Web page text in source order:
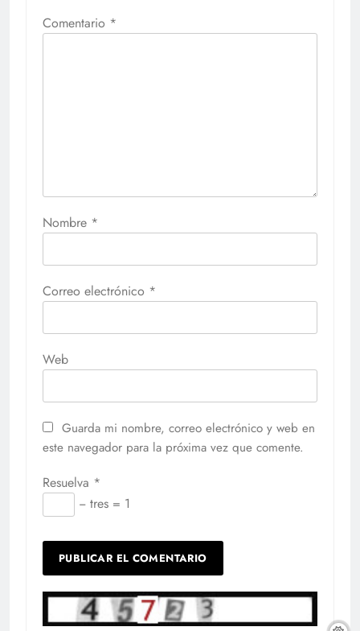
Comentario *
Nombre *
Correo electrónico *
Web
Guarda mi nombre, correo electrónico y web en
este navegador para la próxima vez que comente.
Resuelva *
− tres = 1